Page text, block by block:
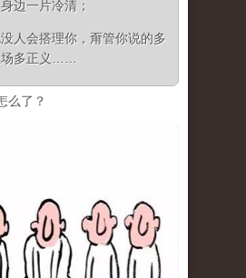
边一片冷清；
人会搭理你，甭管你说的多
多正义……
么了？